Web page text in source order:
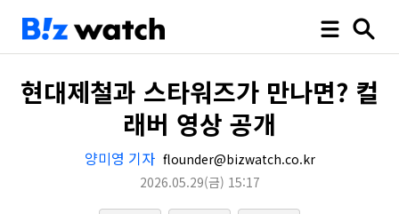
현대제철과 스타워즈가 만나면? 컬
래버 영상 공개
양미영 기자 flounder@bizwatch.co.kr
2026.05.29(금) 15:17